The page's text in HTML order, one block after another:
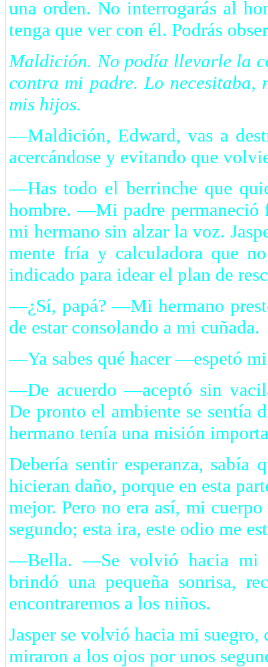
una orden. No interrogarás al
tenga que ver con él. Podrás
Maldición. No podía llevarle la
contra mi padre. Lo necesitaba,
mis hijos.
—Maldición, Edward, vas a
acercándose y evitando que
—Has todo el berrinche que
hombre. —Mi padre
mi hermano sin alzar la voz.
mente fría y calculadora que
indicado para idear el plan de
—¿Sí, papá? —Mi hermano
de estar consolando a mi cuñada.
—Ya sabes qué hacer —espetó
—De acuerdo —aceptó sin
De pronto el ambiente se sentía
hermano tenía una misión
Debería sentir esperanza, sabía
hicieran daño, porque en esta
mejor. Pero no era así, mi
segundo; esta ira, este odio me
—Bella. —Se volvió hacia mi
brindó una pequeña sonrisa,
encontraremos a los niños.
Jasper se volvió hacia mi suegro,
miraron a los ojos por unos